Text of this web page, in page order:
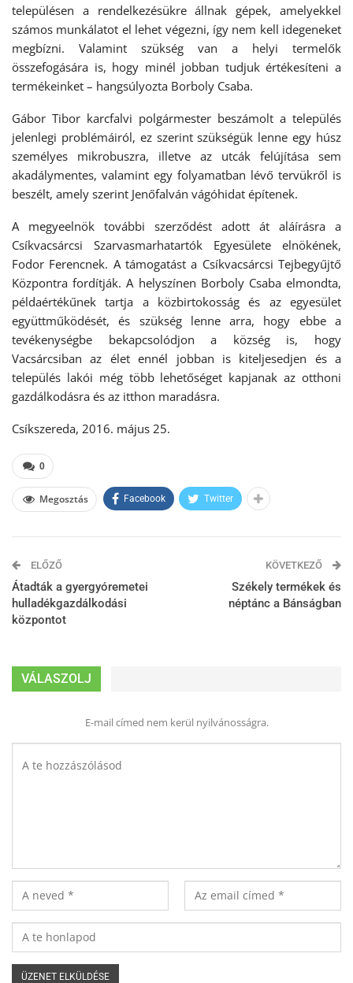
településen a rendelkezésükre állnak gépek, amelyekkel
számos munkálatot el lehet végezni, így nem kell idegeneket
megbízni. Valamint szükség van a helyi termelők
összefogására is, hogy minél jobban tudjuk értékesíteni a
termékeinket – hangsúlyozta Borboly Csaba.
Gábor Tibor karcfalvi polgármester beszámolt a település
jelenlegi problémáiról, ez szerint szükségük lenne egy húsz
személyes mikrobuszra, illetve az utcák felújítása sem
akadálymentes, valamint egy folyamatban lévő tervükről is
beszélt, amely szerint Jenőfalván vágóhidat építenek.
A megyeelnök további szerződést adott át aláírásra a
Csíkvacsárcsi Szarvasmarhatartók Egyesülete elnökének,
Fodor Ferencnek. A támogatást a Csíkvacsárcsi Tejbegyűjtő
Központra fordítják. A helyszínen Borboly Csaba elmondta,
példaértékűnek tartja a közbirtokosság és az egyesület
együttműködését, és szükség lenne arra, hogy ebbe a
tevékenységbe bekapcsolódjon a község is, hogy
Vacsárcsiban az élet ennél jobban is kiteljesedjen és a
település lakói még több lehetőséget kapjanak az otthoni
gazdálkodásra és az itthon maradásra.
Csíkszereda, 2016. május 25.
0
Megosztás Facebook Twitter
ELŐZŐ
Átadták a gyergyóremetei
hulladékgazdálkodási
központot
KÖVETKEZŐ
Székely termékek és
néptánc a Bánságban
VÁLASZOLJ
E-mail címed nem kerül nyilvánosságra.